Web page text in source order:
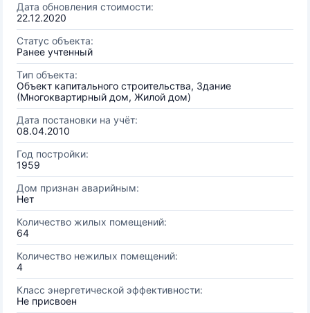
Дата обновления стоимости:
22.12.2020
Статус объекта:
Ранее учтенный
Тип объекта:
Объект капитального строительства, Здание
(Многоквартирный дом, Жилой дом)
Дата постановки на учёт:
08.04.2010
Год постройки:
1959
Дом признан аварийным:
Нет
Количество жилых помещений:
64
Количество нежилых помещений:
4
Класс энергетической эффективности:
Не присвоен